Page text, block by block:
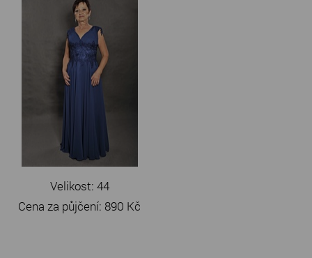
Velikost: 44
Cena za půjčení: 890 Kč